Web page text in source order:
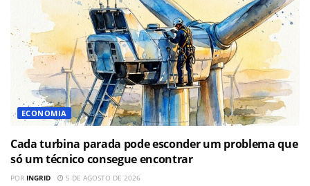
ECONOMIA
Cada turbina parada pode esconder um problema que
só um técnico consegue encontrar
POR INGRID 5 DE AGOSTO DE 2026